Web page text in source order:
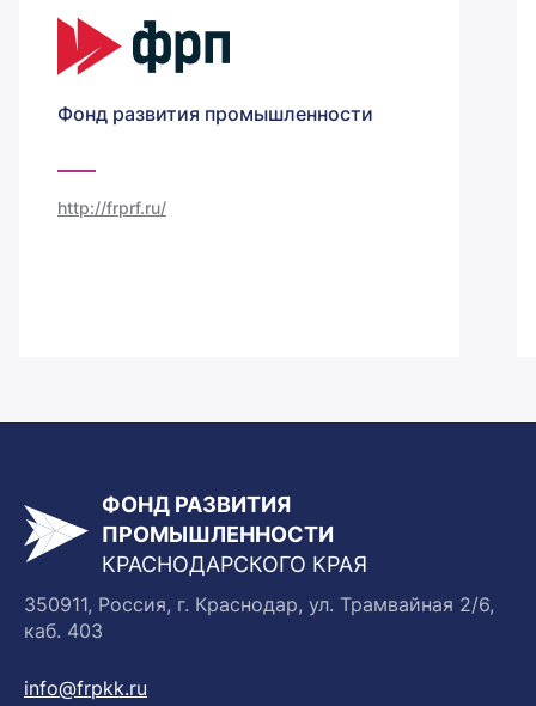
Фонд развития промышленности
http://frprf.ru/
ФОНД РАЗВИТИЯ
ПРОМЫШЛЕННОСТИ
КРАСНОДАРСКОГО КРАЯ
350911, Россия, г. Краснодар, ул. Трамвайная 2/6,
каб. 403
info@frpkk.ru